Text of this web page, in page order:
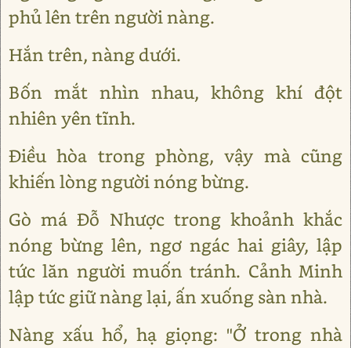
phủ lên trên người nàng.
Hắn trên, nàng dưới.
Bốn mắt nhìn nhau, không khí đột
nhiên yên tĩnh.
Điều hòa trong phòng, vậy mà cũng
khiến lòng người nóng bừng.
Gò má Đỗ Nhược trong khoảnh khắc
nóng bừng lên, ngơ ngác hai giây, lập
tức lăn người muốn tránh. Cảnh Minh
lập tức giữ nàng lại, ấn xuống sàn nhà.
Nàng xấu hổ, hạ giọng: "Ở trong nhà